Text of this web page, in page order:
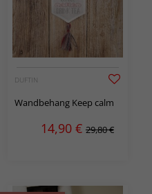
DUFTIN
Wandbehang Keep calm
14,90 € 29,80 €